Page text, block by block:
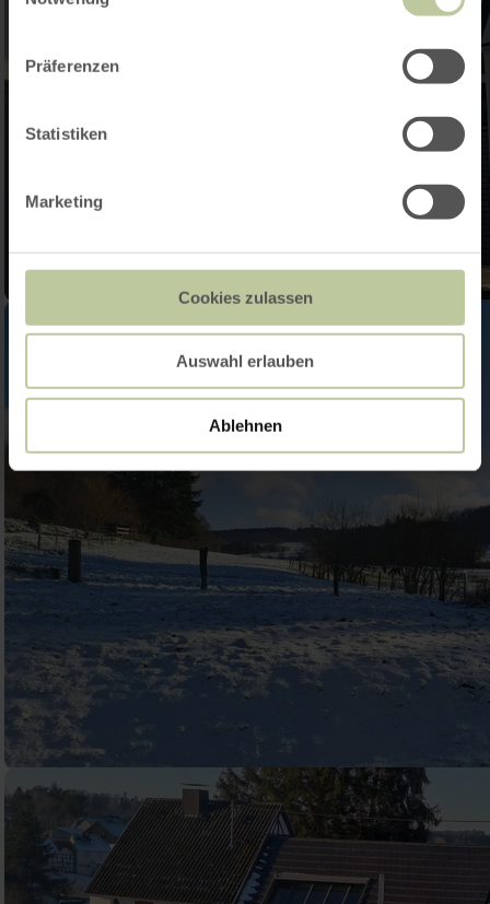
Präferenzen
Statistiken
Marketing
Cookies zulassen
Auswahl erlauben
Ablehnen